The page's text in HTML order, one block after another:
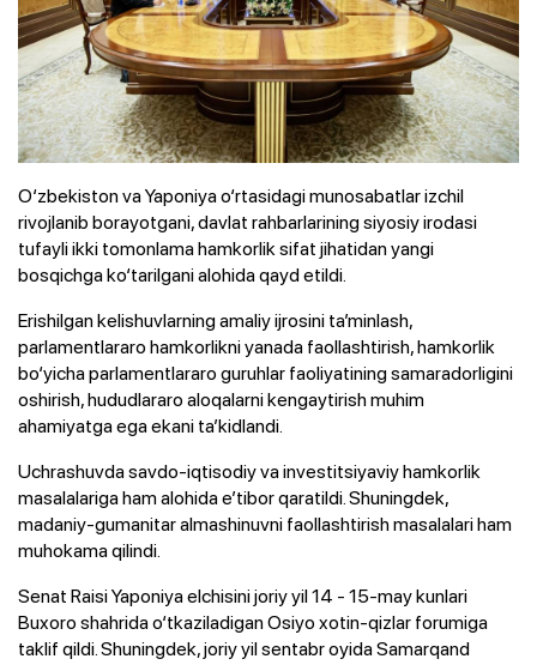
O‘zbekiston va Yaponiya o‘rtasidagi munosabatlar izchil
rivojlanib borayotgani, davlat rahbarlarining siyosiy irodasi
tufayli ikki tomonlama hamkorlik sifat jihatidan yangi
bosqichga ko‘tarilgani alohida qayd etildi.
Erishilgan kelishuvlarning amaliy ijrosini ta’minlash,
parlamentlararo hamkorlikni yanada faollashtirish, hamkorlik
bo‘yicha parlamentlararo guruhlar faoliyatining samaradorligini
oshirish, hududlararo aloqalarni kengaytirish muhim
ahamiyatga ega ekani ta’kidlandi.
Uchrashuvda savdo-iqtisodiy va investitsiyaviy hamkorlik
masalalariga ham alohida e’tibor qaratildi. Shuningdek,
madaniy-gumanitar almashinuvni faollashtirish masalalari ham
muhokama qilindi.
Senat Raisi Yaponiya elchisini joriy yil 14 - 15-may kunlari
Buxoro shahrida o‘tkaziladigan Osiyo xotin-qizlar forumiga
taklif qildi. Shuningdek, joriy yil sentabr oyida Samarqand